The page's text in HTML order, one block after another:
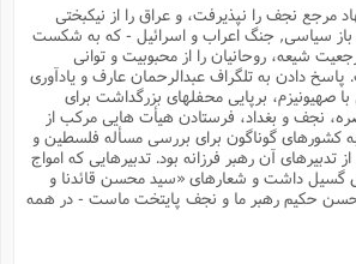
مرجع نجف را نپذیرفت، و عراق را از نیکبختى
سیاسى, جنگ اعراب و اسرائیل - که به شکست
شیعه، روحانیان را از محبوبیت و توانى
دادن به تلگراف عبدالرحمان عارف و یادآورى
صهیونیزم، برپایى محفلهاى بزرگداشت براى
نجف و بغداد، فرستادن هیأت هایى مرکب از
کشورهاى گوناگون براى بررسى مسأله فلسطین و
آن رهبر فرزانه بود. تدبیرهایى که امواج
داشت و شعارهاى «سید محسن قائدنا و
حکیم رهبر ما و نجف پایتخت ماست - در همه